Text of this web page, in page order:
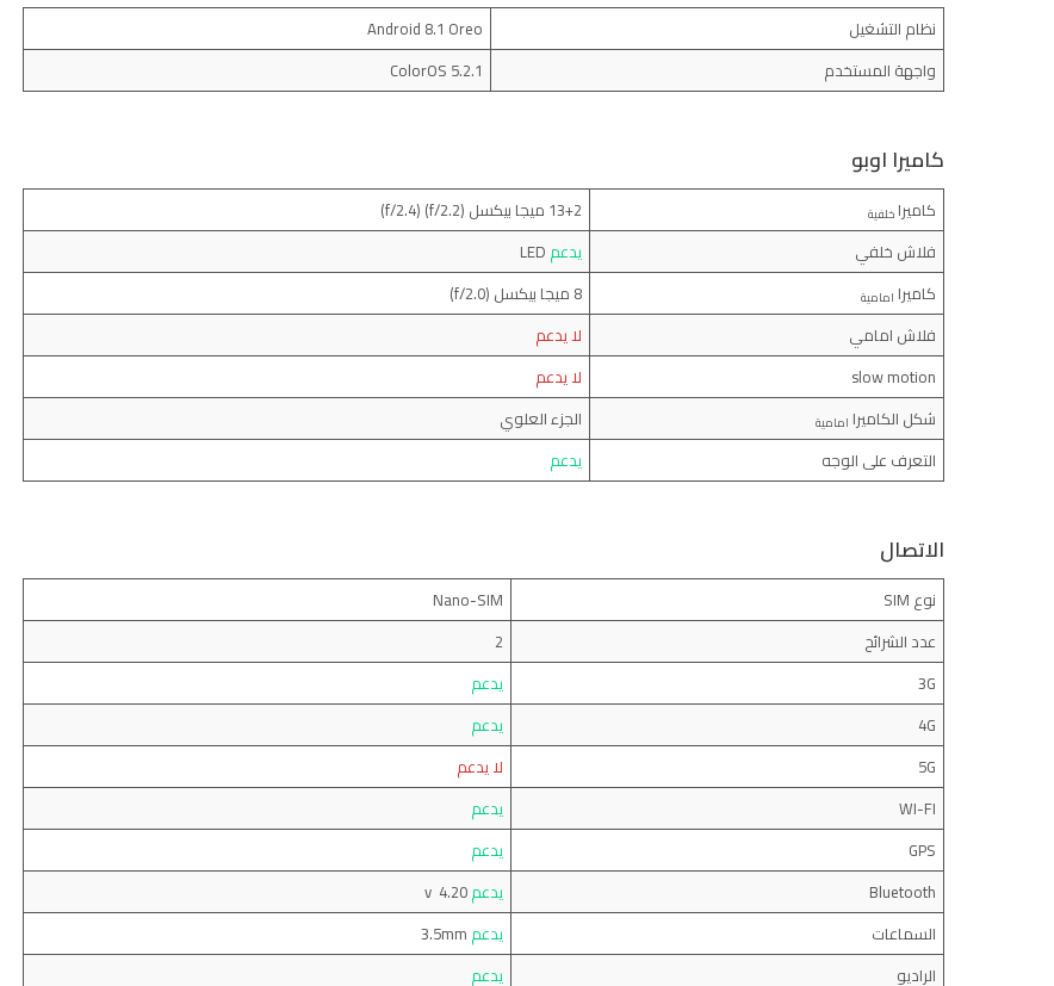
نظام التشغيل
Android 8.1 Oreo
واجهة المستخدم
ColorOS 5.2.1
كاميرا اوبو
كاميراخلفية
13+2 ميجا بيكسل (f/2.2) (f/2.4)
فلاش خلفي
يدعم
كاميرا امامية
8 ميجا بيكسل (f/2.0)
فلاش امامي
لا يدعم
slow motion
لا يدعم
شكل الكاميرا امامية
الجزء العلوي
التعرف على الوجه
يدعم
الاتصال
نوع SIM
Nano-SIM
عدد الشرائح
2
3G
يدعم
4G
يدعم
5G
لا يدعم
WI-FI
يدعم
GPS
يدعم
Bluetooth
يدعمv 4.20
السماعات
يدعم
الراديو
يدعم